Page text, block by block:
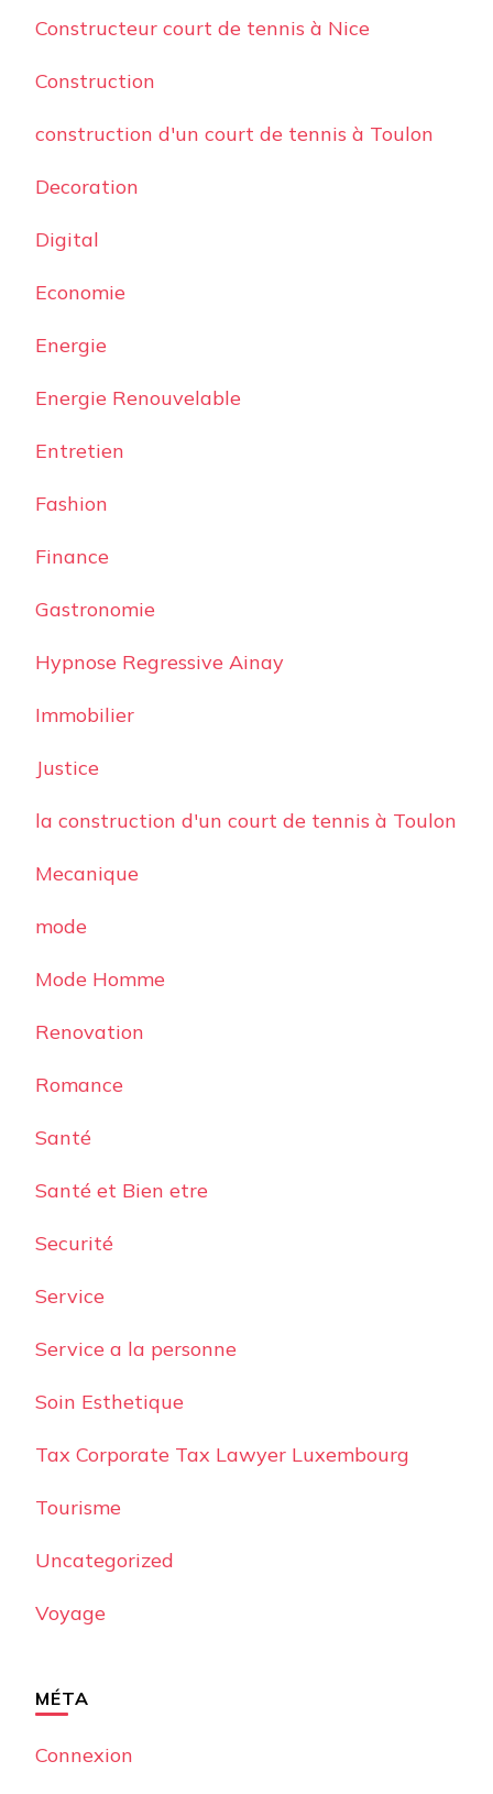
Constructeur court de tennis à Nice
Construction
construction d'un court de tennis à Toulon
Decoration
Digital
Economie
Energie
Energie Renouvelable
Entretien
Fashion
Finance
Gastronomie
Hypnose Regressive Ainay
Immobilier
Justice
la construction d'un court de tennis à Toulon
Mecanique
mode
Mode Homme
Renovation
Romance
Santé
Santé et Bien etre
Securité
Service
Service a la personne
Soin Esthetique
Tax Corporate Tax Lawyer Luxembourg
Tourisme
Uncategorized
Voyage
MÉTA
Connexion